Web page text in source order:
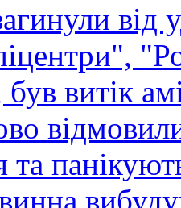
від
витік
та